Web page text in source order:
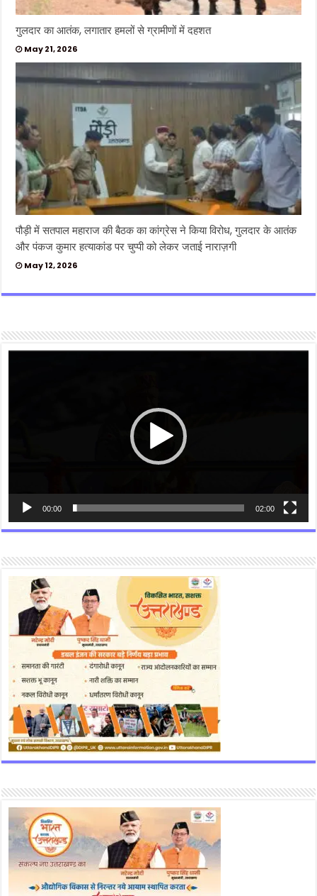
गुलदार का आतंक, लगातार हमलों से ग्रामीणों में दहशत
May 21, 2026
पौड़ी में सतपाल महाराज की बैठक का कांग्रेस ने किया विरोध, गुलदार के आतंक
और पंकज कुमार हत्याकांड पर चुप्पी को लेकर जताई नाराज़गी
May 12, 2026
Video
00:00 02:00